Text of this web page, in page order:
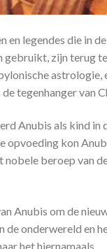
en legendes die in
zijn terug
astrologie,
tegenhanger van
Anubis als kind in
opvoeding kon
beroep van
Anubis om de
de onderwereld en
het hiernamaals.